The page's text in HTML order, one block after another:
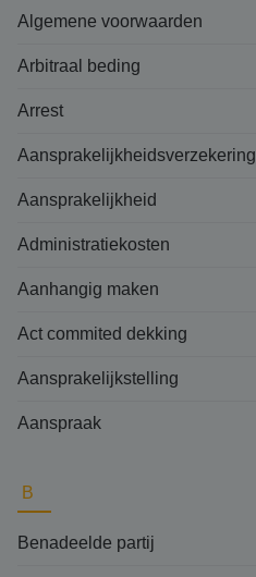
Algemene voorwaarden
Arbitraal beding
Arrest
Aansprakelijkheidsverzekering
Aansprakelijkheid
Administratiekosten
Aanhangig maken
Act commited dekking
Aansprakelijkstelling
Aanspraak
B
Benadeelde partij